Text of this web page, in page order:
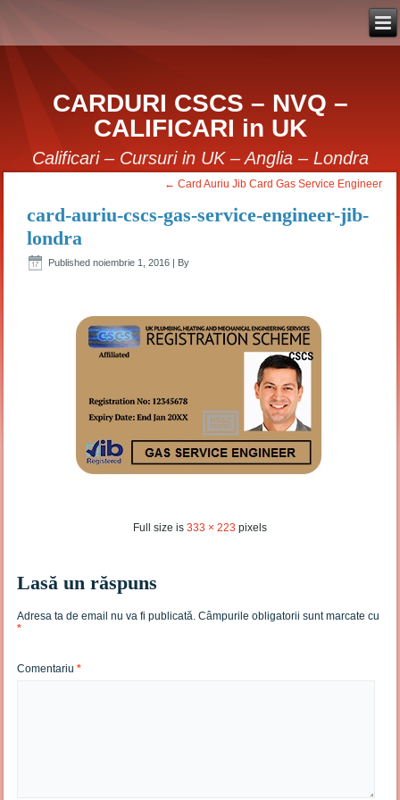
CARDURI CSCS – NVQ –
CALIFICARI in UK
Calificari – Cursuri in UK – Anglia – Londra
← Card Auriu Jib Card Gas Service Engineer
card-auriu-cscs-gas-service-engineer-jib-
londra
Published noiembrie 1, 2016 | By
Full size is 333 × 223 pixels
Lasă un răspuns
Adresa ta de email nu va fi publicată. Câmpurile obligatorii sunt marcate cu
*
Comentariu*